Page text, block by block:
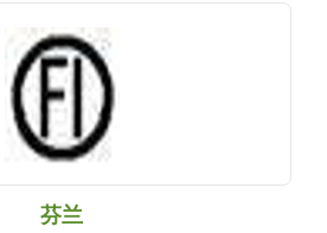
芬兰